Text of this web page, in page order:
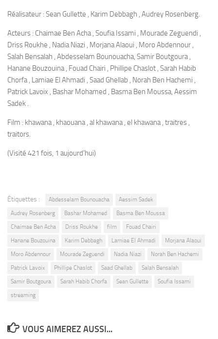
Réalisateur : Sean Gullette , Karim Debbagh , Audrey Rosenberg.
Acteurs : Chaimae Ben Acha , Soufia Issami , Mourade Zeguendi ,
Driss Roukhe , Nadia Niazi , Morjana Alaoui , Moro Abdennour ,
Salah Bensalah , Abdesselam Bounouacha, Samir Boutgoura ,
Hanane Bouzouina , Fouad Chairi , Phillipe Chaslot , Sarah Habib
Chorfa , Lamiae El Ahmadi , Saad Ghellab , Norah Ben Hachemi ,
Patrick Lavoix , Bashar Mohamed , Basma Ben Moussa, Aessim
Sadek .
Film : khawana , khaouana , al khawana , el khawana , traitres ,
traitors.
(Visité 421 fois, 1 aujourd'hui)
Étiquettes : Abdesselam Bounouacha
Aessim Sadek
Audrey Rosenberg
Bashar Mohamed
Basma Ben Moussa
Chaimae Ben Acha
Driss Roukhe film
Fouad Chairi
Hanane Bouzouina
Karim Debbagh Lamiae El Ahmadi
Morjana Alaoui
Moro Abdennour
Mourade Zeguendi Nadia Niazi
Norah Ben Hachemi
Patrick Lavoix
Phillipe Chaslot Saad Ghellab
Salah Bensalah
Samir Boutgoura
Sarah Habib Chorfa Sean Gullette
Soufia Issami
streaming
VOUS AIMEREZ AUSSI...